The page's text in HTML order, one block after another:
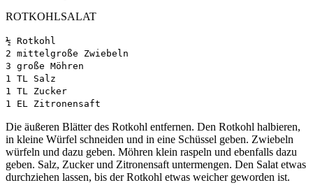
ROTKOHLSALAT
½ Rotkohl
2 mittelgroße Zwiebeln
3 große Möhren
1 TL Salz
1 TL Zucker
1 EL Zitronensaft
Die äußeren Blätter des Rotkohl entfernen. Den Rotkohl halbieren,
in kleine Würfel schneiden und in eine Schüssel geben. Zwiebeln
würfeln und dazu geben. Möhren klein raspeln und ebenfalls dazu
geben. Salz, Zucker und Zitronensaft untermengen. Den Salat etwas
durchziehen lassen, bis der Rotkohl etwas weicher geworden ist.